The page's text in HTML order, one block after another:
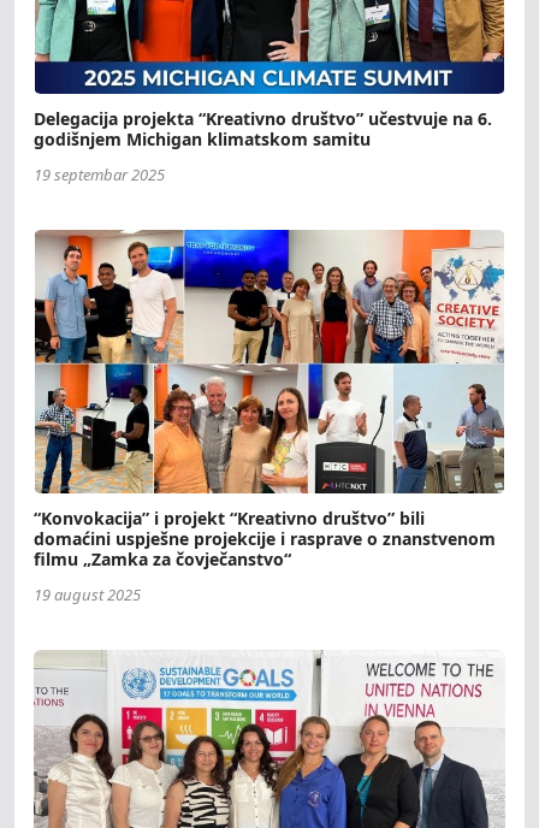
Delegacija projekta “Kreativno društvo” učestvuje na 6.
godišnjem Michigan klimatskom samitu
19 septembar 2025
“Konvokacija” i projekt “Kreativno društvo” bili
domaćini uspješne projekcije i rasprave o znanstvenom
filmu „Zamka za čovječanstvo“
19 august 2025